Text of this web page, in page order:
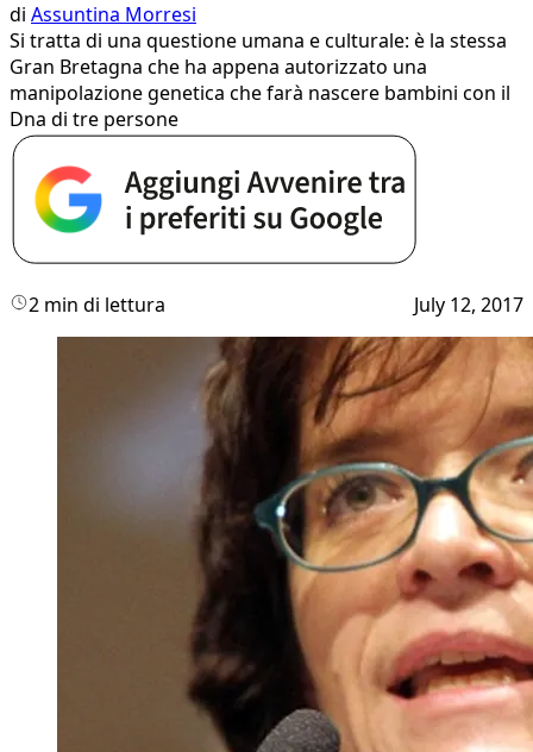
di Assuntina Morresi
Si tratta di una questione umana e culturale: è la stessa
Gran Bretagna che ha appena autorizzato una
manipolazione genetica che farà nascere bambini con il
Dna di tre persone
2 min di lettura July 12, 2017